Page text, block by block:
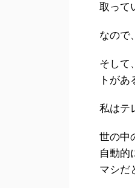
取って
なので
そして
トがあ
私はテ
世の中
自動的
マシだ